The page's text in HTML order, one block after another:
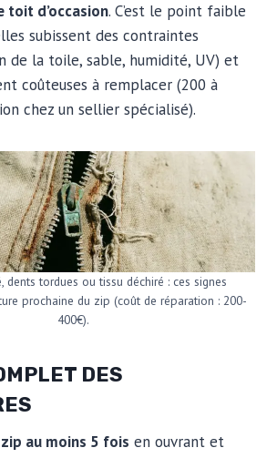
toit d’occasion. C’est le point faible
subissent des contraintes
de la toile, sable, humidité, UV) et
coûteuses à remplacer (200 à
chez un sellier spécialisé).
dents tordues ou tissu déchiré : ces signes
prochaine du zip (coût de réparation : 200-
400€).
DES
zip au moins 5 fois en ouvrant et